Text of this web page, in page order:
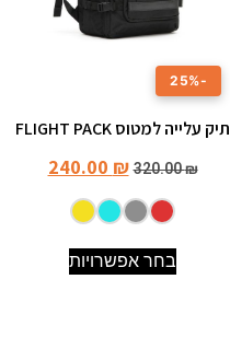
-25%
תיק עלייה למטוס FLIGHT PACK
320.00₪
240.00 ₪
בחר אפשרויות